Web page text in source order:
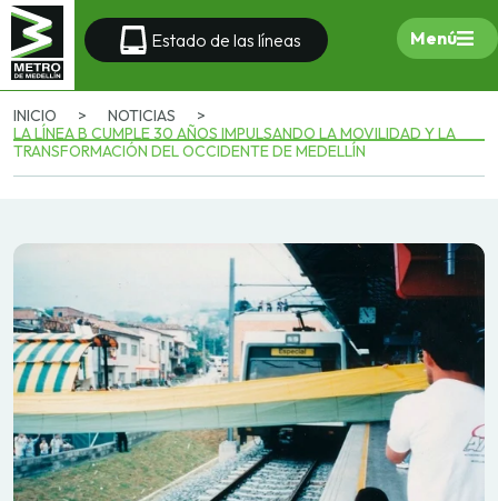
Estado de las líneas Menú
INICIO > NOTICIAS
>
LA LÍNEA B CUMPLE 30 AÑOS IMPULSANDO LA MOVILIDAD Y LA
TRANSFORMACIÓN DEL OCCIDENTE DE MEDELLÍN